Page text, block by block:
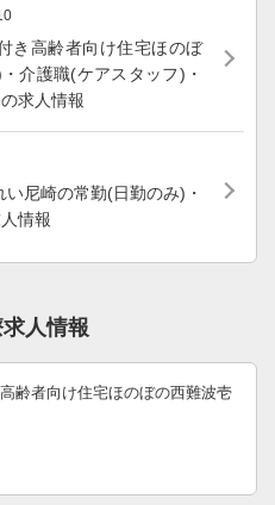
き高齢者向け住宅ほのぼ
介護職(ケアスタッフ)・
求人情報
尼崎の常勤(日勤のみ)・
情報
人情報
齢者向け住宅ほのぼの西難波壱